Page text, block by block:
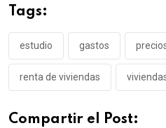
Tags:
estudio gastos
renta de viviendas
Compartir el Post: